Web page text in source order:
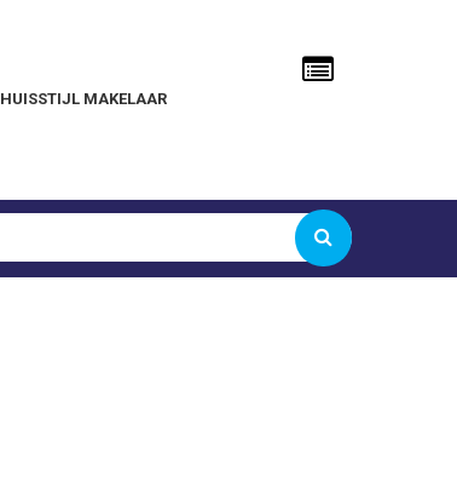
HUISSTIJL MAKELAAR